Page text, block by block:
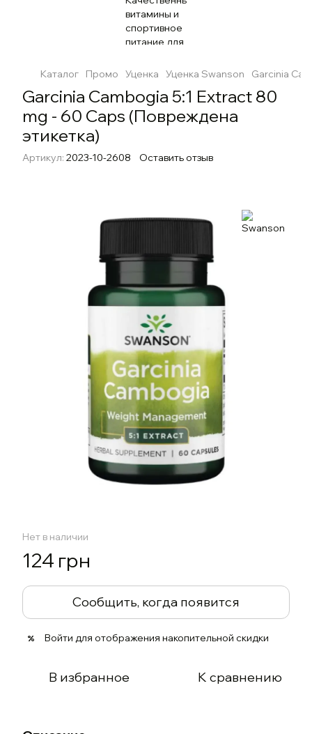
Каталог Промо Уценка Уценка Swanson Garcinia
Garcinia Cambogia 5:1 Extract 80
mg - 60 Caps (Повреждена
этикетка)
Артикул: 2023-10-2608 Оставить отзыв
Нет в наличии
124 грн
Сообщить, когда появится
% Войти для отображения накопительной скидки
В избранное К сравнению